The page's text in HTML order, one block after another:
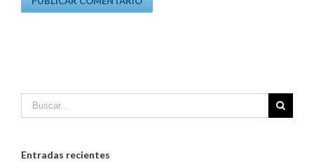
Entradas recientes